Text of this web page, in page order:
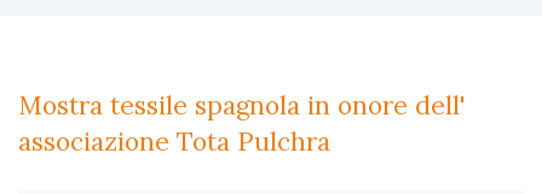
Mostra tessile spagnola in onore dell'
associazione Tota Pulchra